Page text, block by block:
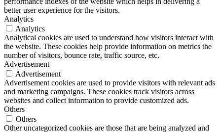
better user experience for the visitors.
Analytics
Analytics
Analytical cookies are used to understand how visitors interact with
the website. These cookies help provide information on metrics the
number of visitors, bounce rate, traffic source, etc.
Advertisement
Advertisement
Advertisement cookies are used to provide visitors with relevant ads
and marketing campaigns. These cookies track visitors across
websites and collect information to provide customized ads.
Others
Others
Other uncategorized cookies are those that are being analyzed and